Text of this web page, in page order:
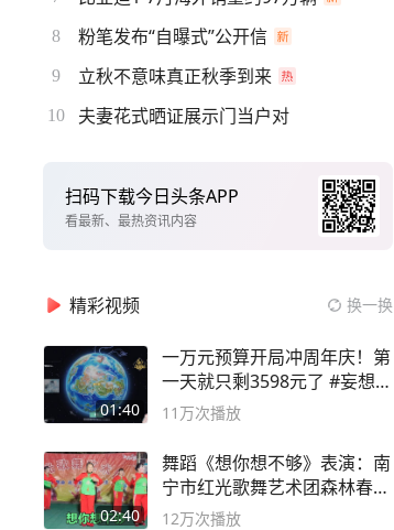
8 粉笔发布“自曝式”公开信
9 立秋不意味真正秋季到来
10 夫妻花式晒证展示门当户对
扫码下载今日头条APP
看最新、最热资讯内容
精彩视频 换一换
01:40
一万元预算开局冲周年庆！第
一天就只剩3598元了 #妄想山
海
11万次播放
02:40
舞蹈《想你想不够》表演：南
宁市红光歌舞艺术团森林春红
舞蹈队。
12万次播放